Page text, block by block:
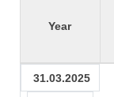
Year
31.03.2025